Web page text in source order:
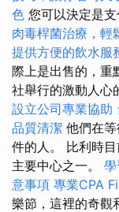
色 您可以決定是
肉毒桿菌治療，輕
提供方便的飲水服
際上是出售的，
社舉行的激動人心
設立公司專業協助
品質清潔 他們在
件的人。 比利時
主要中心之一。
意事項 專業CPA
樂節，這裡的奇觀